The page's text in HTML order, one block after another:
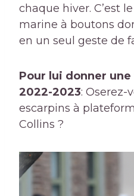
chaque hiver. C’est
marine à boutons
en un seul geste de
Pour lui donner
2022-2023: Oserez-
escarpins à
Collins ?